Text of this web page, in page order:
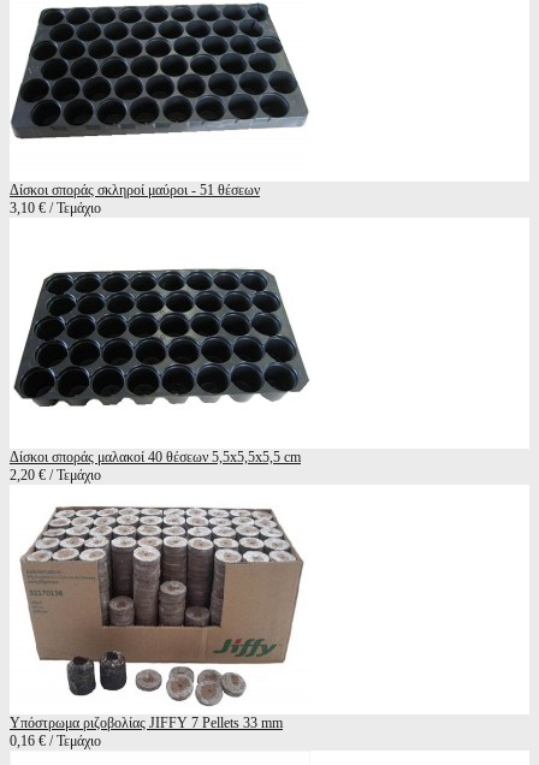
Δίσκοι σποράς σκληροί μαύροι - 51 θέσεων
3,10 € / Τεμάχιο
Δίσκοι σποράς μαλακοί 40 θέσεων 5,5x5,5x5,5 cm
2,20 € / Τεμάχιο
Υπόστρωμα ριζοβολίας JIFFY 7 Pellets 33 mm
0,16 € / Τεμάχιο